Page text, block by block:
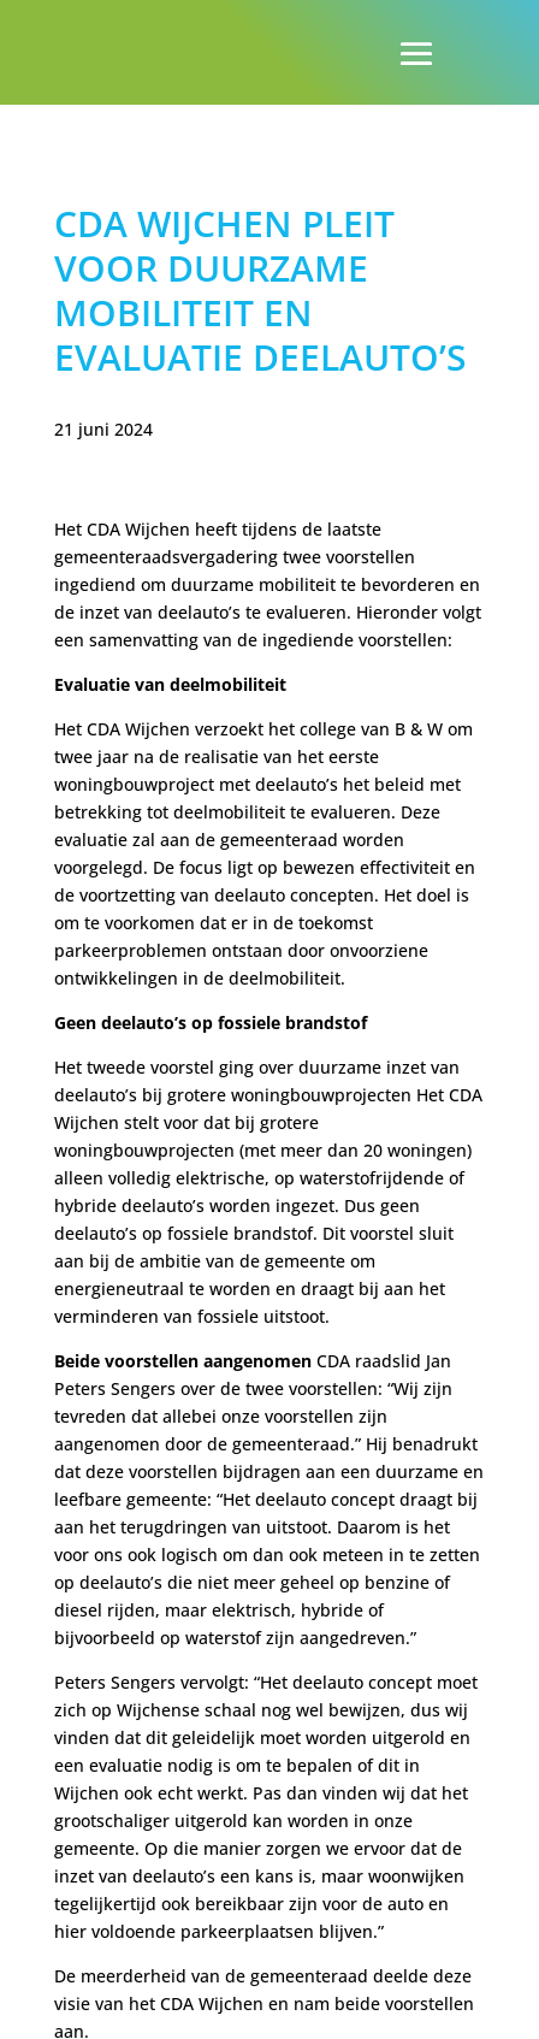
CDA WIJCHEN PLEIT
VOOR DUURZAME
MOBILITEIT EN
EVALUATIE DEELAUTO’S
21 juni 2024
Het CDA Wijchen heeft tijdens de laatste
gemeenteraadsvergadering twee voorstellen
ingediend om duurzame mobiliteit te bevorderen en
de inzet van deelauto’s te evalueren. Hieronder volgt
een samenvatting van de ingediende voorstellen:
Evaluatie van deelmobiliteit
Het CDA Wijchen verzoekt het college van B & W om
twee jaar na de realisatie van het eerste
woningbouwproject met deelauto’s het beleid met
betrekking tot deelmobiliteit te evalueren. Deze
evaluatie zal aan de gemeenteraad worden
voorgelegd. De focus ligt op bewezen effectiviteit en
de voortzetting van deelauto concepten. Het doel is
om te voorkomen dat er in de toekomst
parkeerproblemen ontstaan door onvoorziene
ontwikkelingen in de deelmobiliteit.
Geen deelauto’s op fossiele brandstof
Het tweede voorstel ging over duurzame inzet van
deelauto’s bij grotere woningbouwprojecten Het CDA
Wijchen stelt voor dat bij grotere
woningbouwprojecten (met meer dan 20 woningen)
alleen volledig elektrische, op waterstofrijdende of
hybride deelauto’s worden ingezet. Dus geen
deelauto’s op fossiele brandstof. Dit voorstel sluit
aan bij de ambitie van de gemeente om
energieneutraal te worden en draagt bij aan het
verminderen van fossiele uitstoot.
Beide voorstellen aangenomenCDA raadslid Jan
Peters Sengers over de twee voorstellen: “Wij zijn
tevreden dat allebei onze voorstellen zijn
aangenomen door de gemeenteraad.” Hij benadrukt
dat deze voorstellen bijdragen aan een duurzame en
leefbare gemeente: “Het deelauto concept draagt bij
aan het terugdringen van uitstoot. Daarom is het
voor ons ook logisch om dan ook meteen in te zetten
op deelauto’s die niet meer geheel op benzine of
diesel rijden, maar elektrisch, hybride of
bijvoorbeeld op waterstof zijn aangedreven.”
Peters Sengers vervolgt: “Het deelauto concept moet
zich op Wijchense schaal nog wel bewijzen, dus wij
vinden dat dit geleidelijk moet worden uitgerold en
een evaluatie nodig is om te bepalen of dit in
Wijchen ook echt werkt. Pas dan vinden wij dat het
grootschaliger uitgerold kan worden in onze
gemeente. Op die manier zorgen we ervoor dat de
inzet van deelauto’s een kans is, maar woonwijken
tegelijkertijd ook bereikbaar zijn voor de auto en
hier voldoende parkeerplaatsen blijven.”
De meerderheid van de gemeenteraad deelde deze
visie van het CDA Wijchen en nam beide voorstellen
aan.